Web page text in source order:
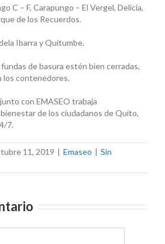
C – F, Carapungo – El Vergel, Delicia,
de los Recuerdos.
Ibarra y Quitumbe.
de basura estén bien cerradas,
los contenedores.
con EMASEO trabaja
de los ciudadanos de Quito,
7.
11, 2019 | Emaseo | Sin